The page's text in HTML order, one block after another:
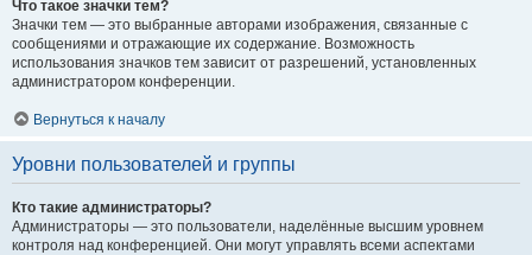
Что такое значки тем?
Значки тем — это выбранные авторами изображения, связанные с
сообщениями и отражающие их содержание. Возможность
использования значков тем зависит от разрешений, установленных
администратором конференции.
Вернуться к началу
Уровни пользователей и группы
Кто такие администраторы?
Администраторы — это пользователи, наделённые высшим уровнем
контроля над конференцией. Они могут управлять всеми аспектами